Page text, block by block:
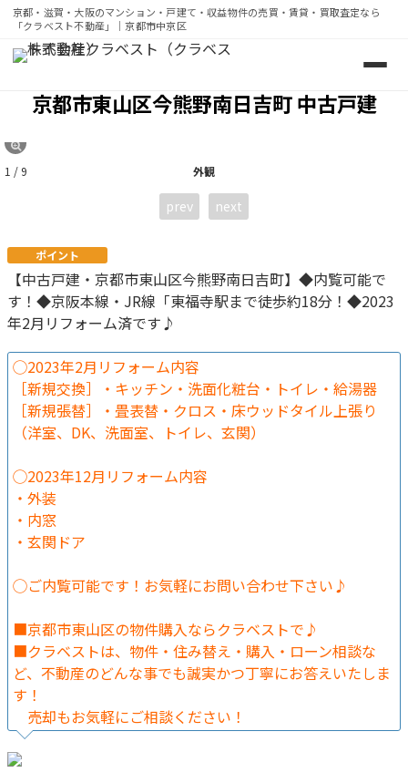
京都・滋賀・大阪のマンション・戸建て・収益物件の売買・賃貸・買取査定なら
「クラベスト不動産」｜京都市中京区
京都・滋賀・大阪のマンション・戸建て・収益物件の売
京都市東山区今熊野南日吉町 中古戸建
外観
1 / 9
prev next
ポイント
【中古戸建・京都市東山区今熊野南日吉町】◆内覧可能で
す！◆京阪本線・JR線「東福寺駅まで徒歩約18分！◆2023
年2月リフォーム済です♪
◯2023年2月リフォーム内容
［新規交換］・キッチン・洗面化粧台・トイレ・給湯器
［新規張替］・畳表替・クロス・床ウッドタイル上張り
（洋室、DK、洗面室、トイレ、玄関）
◯2023年12月リフォーム内容
・外装
・内窓
・玄関ドア
◯ご内覧可能です！お気軽にお問い合わせ下さい♪
■京都市東山区の物件購入ならクラベストで♪
■クラベストは、物件・住み替え・購入・ローン相談な
ど、不動産のどんな事でも誠実かつ丁寧にお答えいたしま
す！
売却もお気軽にご相談ください！